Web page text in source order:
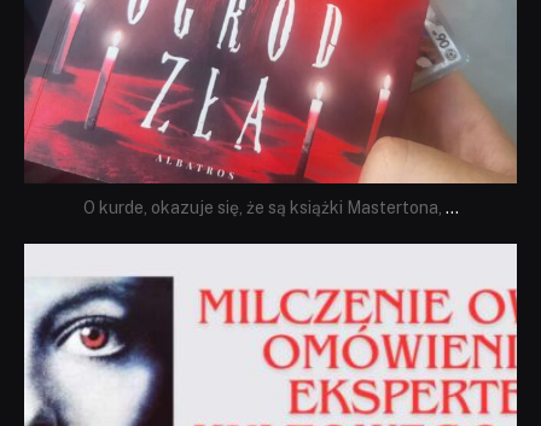
O kurde, okazuje się, że są książki Mastertona, ...